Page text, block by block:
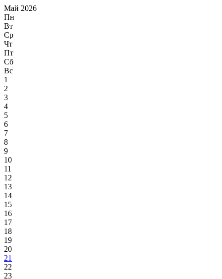
Май 2026
Пн
Вт
Ср
Чт
Пт
Сб
Вс
1
2
3
4
5
6
7
8
9
10
11
12
13
14
15
16
17
18
19
20
21
22
23